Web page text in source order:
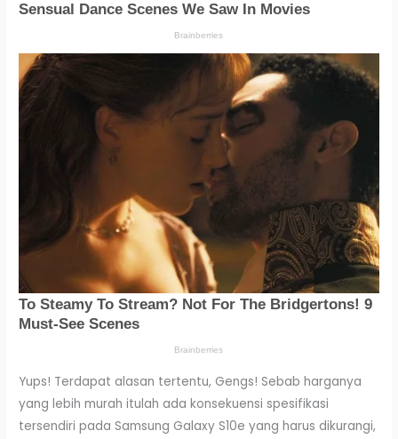
Yups! Terdapat alasan tertentu, Gengs! Sebab harganya
yang lebih murah itulah ada konsekuensi spesifikasi
tersendiri pada Samsung Galaxy S10e yang harus dikurangi,